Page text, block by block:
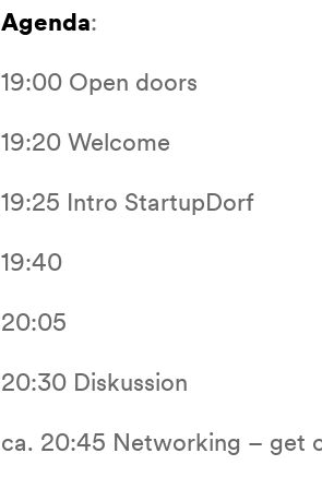
Agenda:
19:00 Open doors
19:20 Welcome
19:25 Intro StartupDorf
19:40
20:05
20:30 Diskussion
ca. 20:45 Networking – get